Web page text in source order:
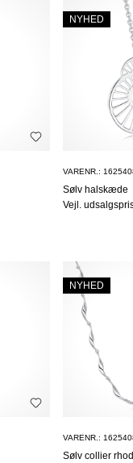
NYHED
VARENR.:
Sølv halskæde
Vejl.
NYHED
VARENR.:
Sølv collier